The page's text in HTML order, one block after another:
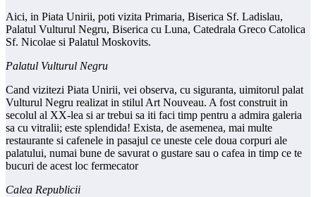
Aici, in Piata Unirii, poti vizita Primaria, Biserica Sf. Ladislau,
Palatul Vulturul Negru, Biserica cu Luna, Catedrala Greco Catolica
Sf. Nicolae si Palatul Moskovits.
Palatul Vulturul Negru
Cand vizitezi Piata Unirii, vei observa, cu siguranta, uimitorul palat
Vulturul Negru realizat in stilul Art Nouveau. A fost construit in
secolul al XX-lea si ar trebui sa iti faci timp pentru a admira galeria
sa cu vitralii; este splendida! Exista, de asemenea, mai multe
restaurante si cafenele in pasajul ce uneste cele doua corpuri ale
palatului, numai bune de savurat o gustare sau o cafea in timp ce te
bucuri de acest loc fermecator
Calea Republicii